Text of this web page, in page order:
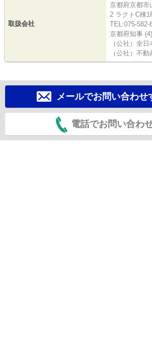
取扱会社
京都府京都市
2 ラクトC棟
TEL:075-582-
京都府知事
（公社）全
（公社）不
メールでお問い合わせ
電話でお問い合わ